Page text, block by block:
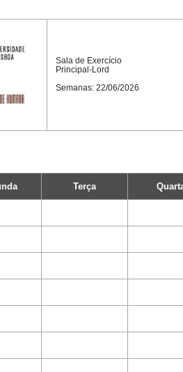
Sala de Exercício
Principal-Lord
Semanas: 22/06/2026
Terça